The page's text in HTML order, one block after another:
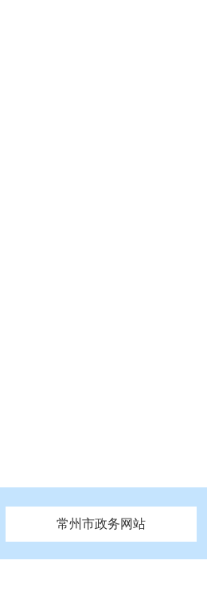
上海 山东 江苏 浙江 安徽
徐州市政府 镇江市政府 扬州市政府
常州市政务网站
市民政局 市司法局 市财政局
委 检察院 组织部